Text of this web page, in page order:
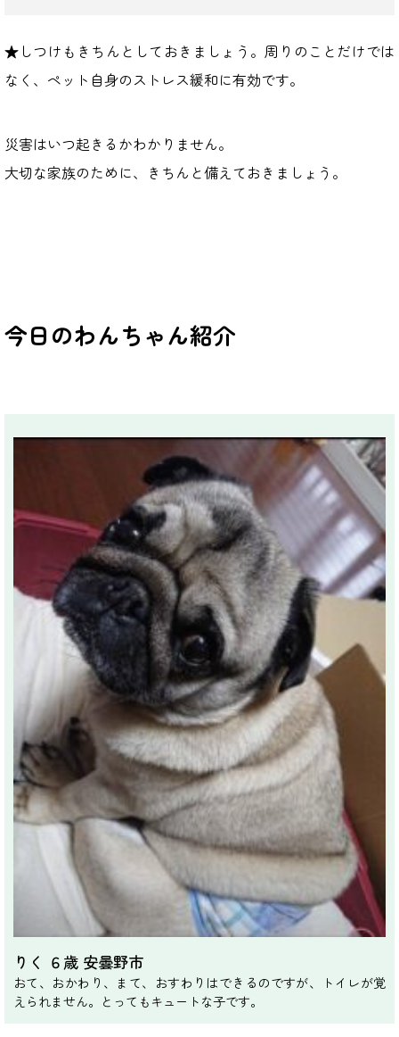
★しつけもきちんとしておきましょう。周りのことだけでは
なく、ペット自身のストレス緩和に有効です。
災害はいつ起きるかわかりません。
大切な家族のために、きちんと備えておきましょう。
今日のわんちゃん紹介
りく ６歳 安曇野市
おて、おかわり、まて、おすわりはできるのですが、トイレが覚
えられません。とってもキュートな子です。